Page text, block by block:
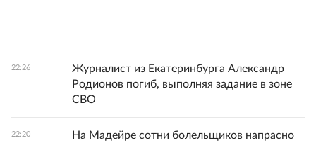
22:26
Журналист из Екатеринбурга Александр
Родионов погиб, выполняя задание в зоне
СВО
22:20
На Мадейре сотни болельщиков напрасно